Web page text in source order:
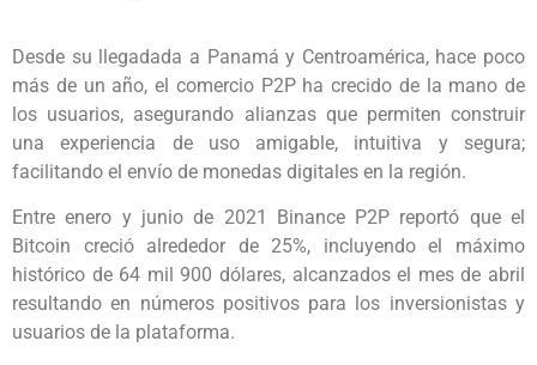
Desde su llegadada a Panamá y Centroamérica, hace poco
más de un año, el comercio P2P ha crecido de la mano de
los usuarios, asegurando alianzas que permiten construir
una experiencia de uso amigable, intuitiva y segura;
facilitando el envío de monedas digitales en la región.
Entre enero y junio de 2021 Binance P2P reportó que el
Bitcoin creció alrededor de 25%, incluyendo el máximo
histórico de 64 mil 900 dólares, alcanzados el mes de abril
resultando en números positivos para los inversionistas y
usuarios de la plataforma.